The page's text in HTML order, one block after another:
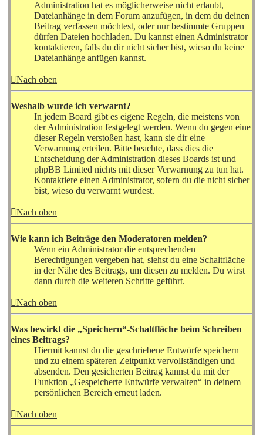
Administration hat es möglicherweise nicht erlaubt,
Dateianhänge in dem Forum anzufügen, in dem du deinen
Beitrag verfassen möchtest, oder nur bestimmte Gruppen
dürfen Dateien hochladen. Du kannst einen Administrator
kontaktieren, falls du dir nicht sicher bist, wieso du keine
Dateianhänge anfügen kannst.
Nach oben
Weshalb wurde ich verwarnt?
In jedem Board gibt es eigene Regeln, die meistens von
der Administration festgelegt werden. Wenn du gegen eine
dieser Regeln verstoßen hast, kann sie dir eine
Verwarnung erteilen. Bitte beachte, dass dies die
Entscheidung der Administration dieses Boards ist und
phpBB Limited nichts mit dieser Verwarnung zu tun hat.
Kontaktiere einen Administrator, sofern du die nicht sicher
bist, wieso du verwarnt wurdest.
Nach oben
Wie kann ich Beiträge den Moderatoren melden?
Wenn ein Administrator die entsprechenden
Berechtigungen vergeben hat, siehst du eine Schaltfläche
in der Nähe des Beitrags, um diesen zu melden. Du wirst
dann durch die weiteren Schritte geführt.
Nach oben
Was bewirkt die „Speichern“-Schaltfläche beim Schreiben
eines Beitrags?
Hiermit kannst du die geschriebene Entwürfe speichern
und zu einem späteren Zeitpunkt vervollständigen und
absenden. Den gesicherten Beitrag kannst du mit der
Funktion „Gespeicherte Entwürfe verwalten“ in deinem
persönlichen Bereich erneut laden.
Nach oben